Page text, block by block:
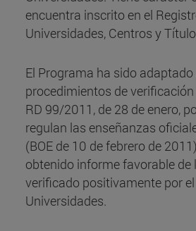
encuentra inscrito en el
Universidades, Centros y
El Programa ha sido adaptado
procedimientos de
RD 99/2011, de 28 de enero,
regulan las enseñanzas
(BOE de 10 de febrero de
obtenido informe favorable de
verificado positivamente por
Universidades.